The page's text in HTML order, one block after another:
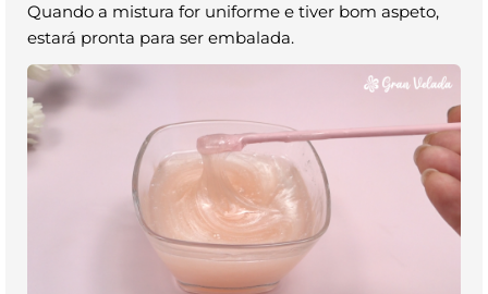
Quando a mistura for uniforme e tiver bom aspeto,
estará pronta para ser embalada.